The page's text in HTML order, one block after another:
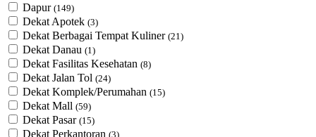
Dapur (149)
Dekat Apotek (3)
Dekat Berbagai Tempat Kuliner (21)
Dekat Danau (1)
Dekat Fasilitas Kesehatan (8)
Dekat Jalan Tol (24)
Dekat Komplek/Perumahan (15)
Dekat Mall (59)
Dekat Pasar (15)
Dekat Perkantoran (3)